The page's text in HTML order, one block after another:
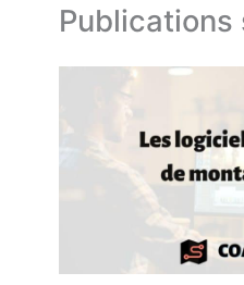
Publications